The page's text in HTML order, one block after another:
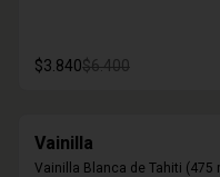
$3.840$6.400
Vainilla
Vainilla Blanca de Tahiti (475